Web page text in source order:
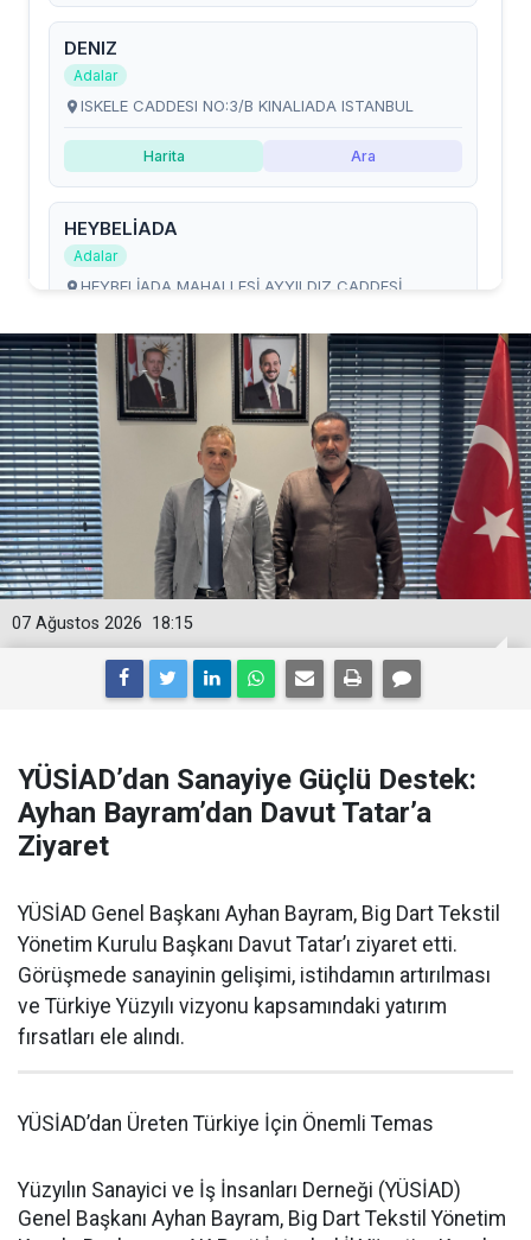
18:15
07 Ağustos 2026
YÜSİAD’dan Sanayiye Güçlü Destek:
Ayhan Bayram’dan Davut Tatar’a
Ziyaret
YÜSİAD Genel Başkanı Ayhan Bayram, Big Dart Tekstil
Yönetim Kurulu Başkanı Davut Tatar’ı ziyaret etti.
Görüşmede sanayinin gelişimi, istihdamın artırılması
ve Türkiye Yüzyılı vizyonu kapsamındaki yatırım
fırsatları ele alındı.
YÜSİAD’dan Üreten Türkiye İçin Önemli Temas
Yüzyılın Sanayici ve İş İnsanları Derneği (YÜSİAD)
Genel Başkanı Ayhan Bayram, Big Dart Tekstil Yönetim